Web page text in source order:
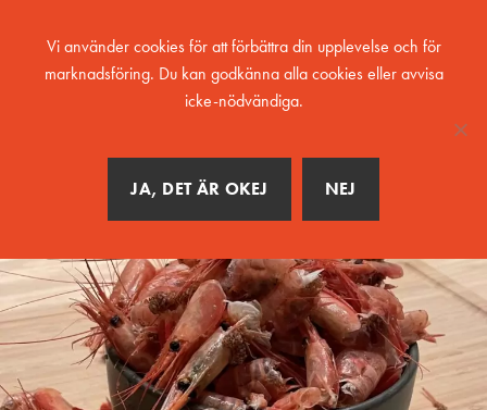
MENY
Vi använder cookies för att förbättra din upplevelse och för
marknadsföring. Du kan godkänna alla cookies eller avvisa
icke-nödvändiga.
JA, DET ÄR OKEJ NEJ